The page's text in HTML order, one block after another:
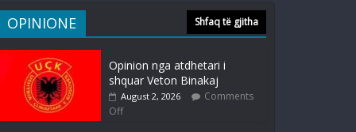
OPINIONE Shfaq të gjitha
Opinion nga atdhetari i
shquar Veton Binakaj
August 2, 2026
Comments
Off